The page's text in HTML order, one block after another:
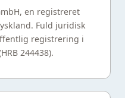
en registreret
Fuld juridisk
registrering i
244438).